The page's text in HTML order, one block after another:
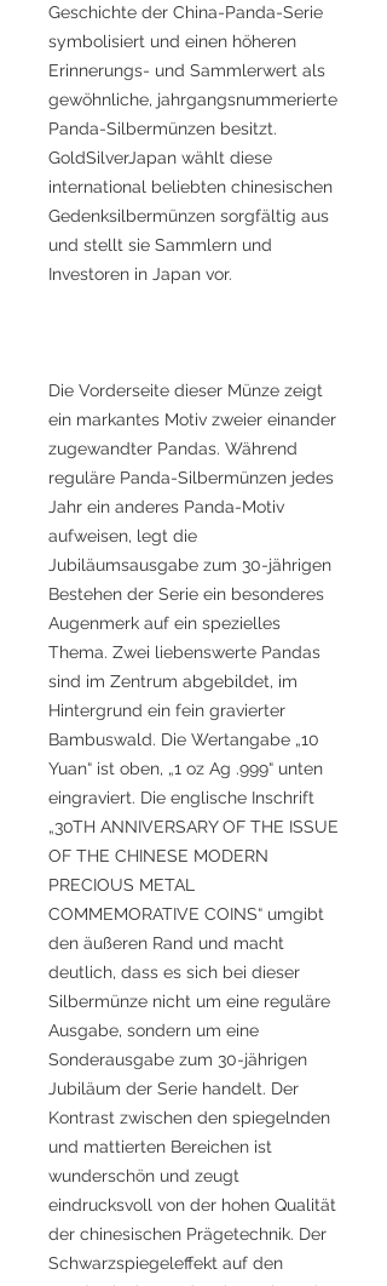
Geschichte der China-Panda-Serie
symbolisiert und einen höheren
Erinnerungs- und Sammlerwert als
gewöhnliche, jahrgangsnummerierte
Panda-Silbermünzen besitzt.
GoldSilverJapan wählt diese
international beliebten chinesischen
Gedenksilbermünzen sorgfältig aus
und stellt sie Sammlern und
Investoren in Japan vor.
Die Vorderseite dieser Münze zeigt
ein markantes Motiv zweier einander
zugewandter Pandas. Während
reguläre Panda-Silbermünzen jedes
Jahr ein anderes Panda-Motiv
aufweisen, legt die
Jubiläumsausgabe zum 30-jährigen
Bestehen der Serie ein besonderes
Augenmerk auf ein spezielles
Thema. Zwei liebenswerte Pandas
sind im Zentrum abgebildet, im
Hintergrund ein fein gravierter
Bambuswald. Die Wertangabe „10
Yuan“ ist oben, „1 oz Ag .999“ unten
eingraviert. Die englische Inschrift
„30TH ANNIVERSARY OF THE ISSUE
OF THE CHINESE MODERN
PRECIOUS METAL
COMMEMORATIVE COINS“ umgibt
den äußeren Rand und macht
deutlich, dass es sich bei dieser
Silbermünze nicht um eine reguläre
Ausgabe, sondern um eine
Sonderausgabe zum 30-jährigen
Jubiläum der Serie handelt. Der
Kontrast zwischen den spiegelnden
und mattierten Bereichen ist
wunderschön und zeugt
eindrucksvoll von der hohen Qualität
der chinesischen Prägetechnik. Der
Schwarzspiegeleffekt auf den